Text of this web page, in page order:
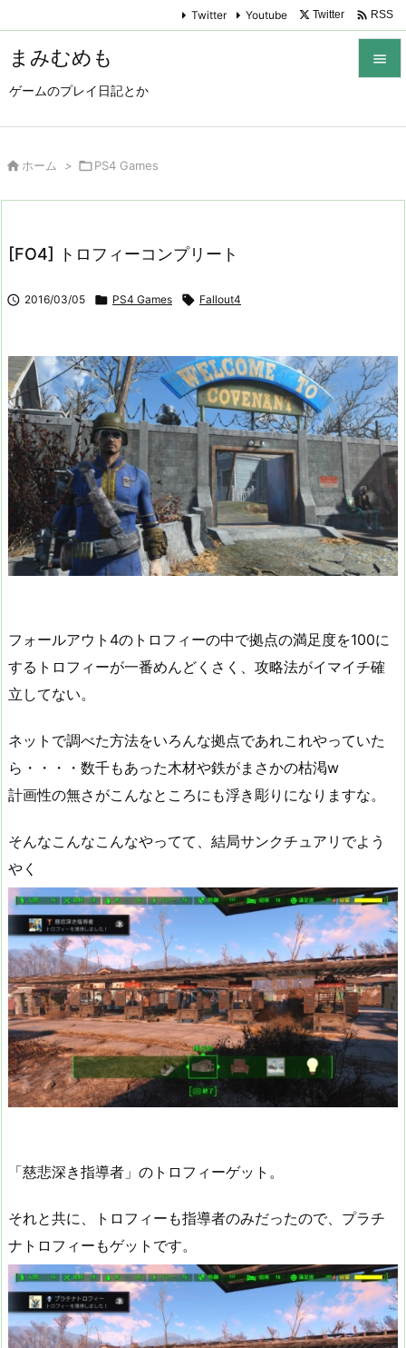
まみむめも
ゲームのプレイ日記とか

Twitter Youtube Twitter  RSS
 ホーム > PS4 Games
[FO4] トロフィーコンプリート
 2016/03/05  PS4 Games  Fallout4
フォールアウト4のトロフィーの中で拠点の満足度を100に
するトロフィーが一番めんどくさく、攻略法がイマイチ確
立してない。
ネットで調べた方法をいろんな拠点であれこれやっていた
ら・・・・数千もあった木材や鉄がまさかの枯渇w
計画性の無さがこんなところにも浮き彫りになりますな。
そんなこんなこんなやってて、結局サンクチュアリでよう
やく
「慈悲深き指導者」のトロフィーゲット。
それと共に、トロフィーも指導者のみだったので、プラチ
ナトロフィーもゲットです。